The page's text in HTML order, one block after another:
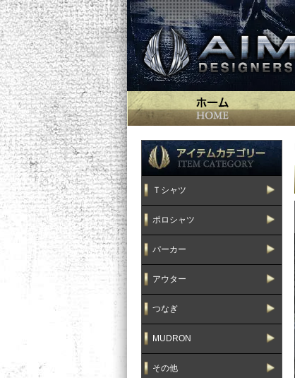
Ｔシャツ
ポロシャツ
パーカー
アウター
つなぎ
MUDRON
その他